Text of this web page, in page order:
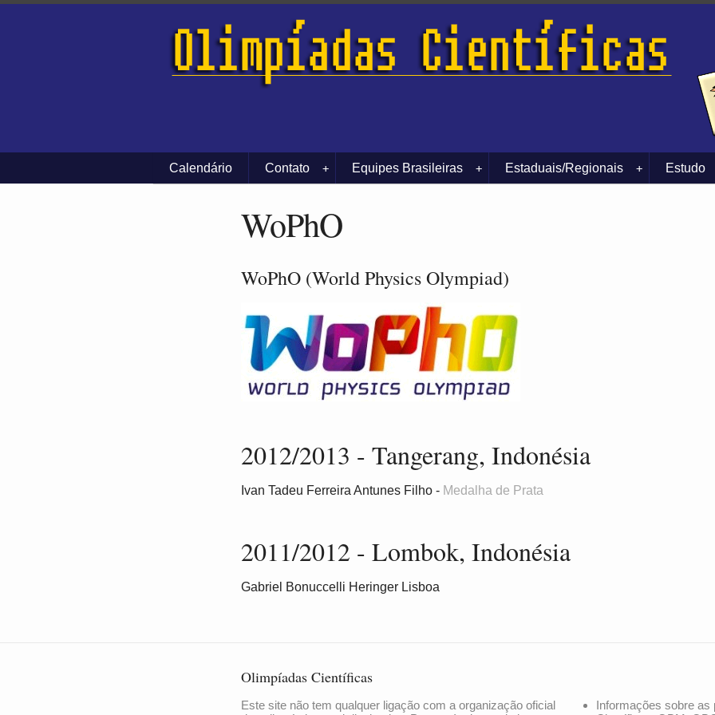
Calendário +
Contato +
Equipes Brasileiras +
Estaduais/Regionais Estudo
WoPhO
WoPhO (World Physics Olympiad)
2012/2013 - Tangerang, Indonésia
Ivan Tadeu Ferreira Antunes Filho - Medalha de Prata
2011/2012 - Lombok, Indonésia
Gabriel Bonuccelli Heringer Lisboa
Olimpíadas Científicas
Este site não tem qualquer ligação com a organização oficial
Informações sobre as